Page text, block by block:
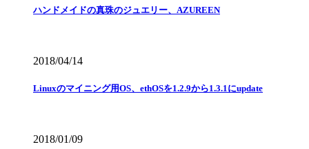
ハンドメイドの真珠のジュエリー、AZUREEN
2018/04/14
Linuxのマイニング用OS、ethOSを1.2.9から1.3.1にupdate
2018/01/09